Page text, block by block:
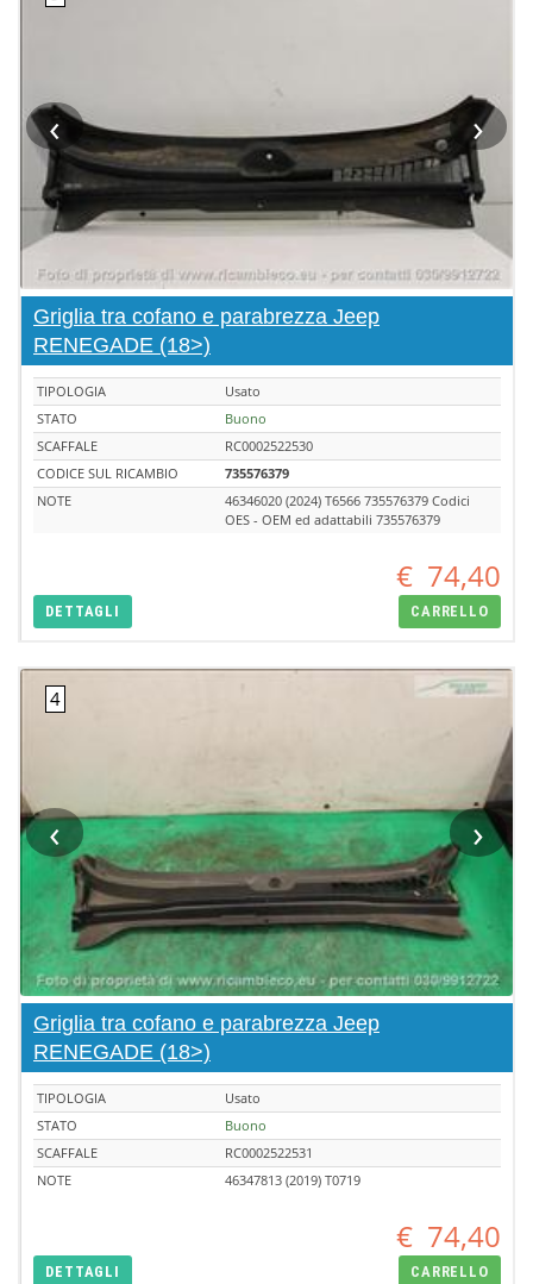
‹ ›
Griglia tra cofano e parabrezza Jeep
RENEGADE (18>)
TIPOLOGIA
Usato
STATO
Buono
SCAFFALE
RC0002522530
CODICE SUL RICAMBIO
735576379
NOTE
46346020 (2024) T6566 735576379 Codici
OES - OEM ed adattabili 735576379
€ 74,40
DETTAGLI CARRELLO
‹ ›
Griglia tra cofano e parabrezza Jeep
RENEGADE (18>)
TIPOLOGIA
Usato
STATO
Buono
SCAFFALE
RC0002522531
NOTE
46347813 (2019) T0719
€ 74,40
DETTAGLI CARRELLO